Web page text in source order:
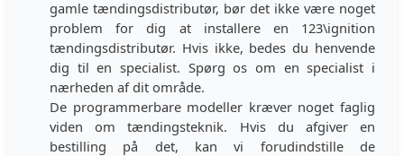
gamle tændingsdistributør, bør det ikke være noget
problem for dig at installere en 123\ignition
tændingsdistributør. Hvis ikke, bedes du henvende
dig til en specialist. Spørg os om en specialist i
nærheden af dit område.
De programmerbare modeller kræver noget faglig
viden om tændingsteknik. Hvis du afgiver en
bestilling på det, kan vi forudindstille de